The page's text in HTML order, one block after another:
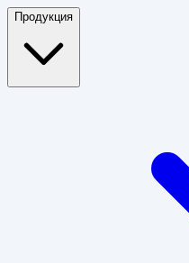
Продукция